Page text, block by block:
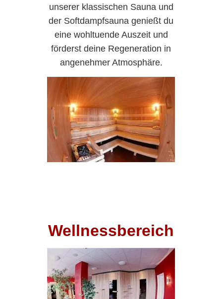
unserer klassischen Sauna und
der Softdampfsauna genießt du
eine wohltuende Auszeit und
förderst deine Regeneration in
angenehmer Atmosphäre.
Wellnessbereich